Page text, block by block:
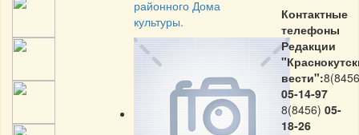
районного Дома
культуры.
Контактные
телефоны
Редакции
вести":
05-14-97
8(8456) 05-
18-26